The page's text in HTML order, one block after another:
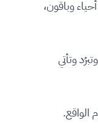
وباقون،
وتأتي
الواقع.